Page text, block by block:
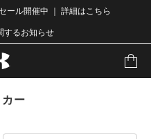
ール開催中 ｜ 詳細はこちら
するお知らせ
ー